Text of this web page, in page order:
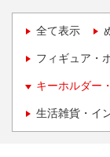
全て表示
フィギュア・
キーホルダー
生活雑貨・イ